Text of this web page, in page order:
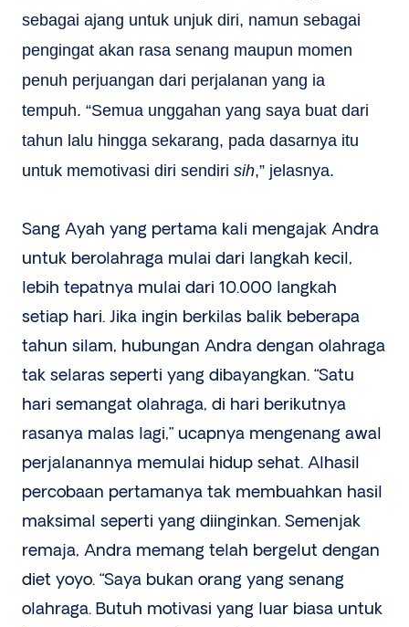
sebagai ajang untuk unjuk diri, namun sebagai
pengingat akan rasa senang maupun momen
penuh perjuangan dari perjalanan yang ia
tempuh. “Semua unggahan yang saya buat dari
tahun lalu hingga sekarang, pada dasarnya itu
untuk memotivasi diri sendiri sih,” jelasnya.
Sang Ayah yang pertama kali mengajak Andra
untuk berolahraga mulai dari langkah kecil,
lebih tepatnya mulai dari 10.000 langkah
setiap hari. Jika ingin berkilas balik beberapa
tahun silam, hubungan Andra dengan olahraga
tak selaras seperti yang dibayangkan. “Satu
hari semangat olahraga, di hari berikutnya
rasanya malas lagi,” ucapnya mengenang awal
perjalanannya memulai hidup sehat. Alhasil
percobaan pertamanya tak membuahkan hasil
maksimal seperti yang diinginkan. Semenjak
remaja, Andra memang telah bergelut dengan
diet yoyo. “Saya bukan orang yang senang
olahraga. Butuh motivasi yang luar biasa untuk